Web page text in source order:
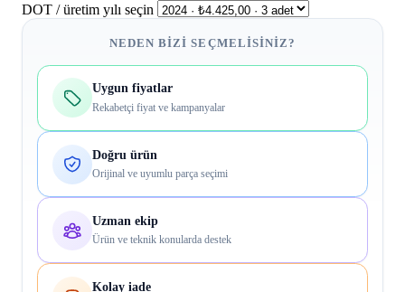
DOT / üretim yılı seçin
NEDEN BIZI SEÇMELISINIZ?
Uygun fiyatlar
Rekabetçi fiyat ve kampanyalar
Doğru ürün
Orijinal ve uyumlu parça seçimi
Uzman ekip
Ürün ve teknik konularda destek
Kolay iade